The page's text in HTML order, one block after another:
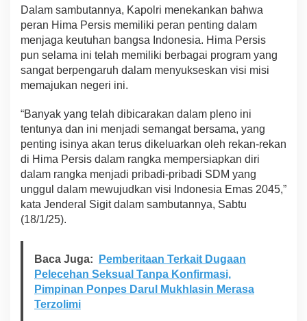
:
M
a
r
J
K
e
b
a
g
a
n
t
u
k
Dalam sambutannya, Kapolri menekankan bahwa
peran Hima Persis memiliki peran penting dalam
menjaga keutuhan bangsa Indonesia. Hima Persis
pun selama ini telah memiliki berbagai program yang
sangat berpengaruh dalam menyukseskan visi misi
memajukan negeri ini.
“Banyak yang telah dibicarakan dalam pleno ini
tentunya dan ini menjadi semangat bersama, yang
penting isinya akan terus dikeluarkan oleh rekan-rekan
di Hima Persis dalam rangka mempersiapkan diri
dalam rangka menjadi pribadi-pribadi SDM yang
unggul dalam mewujudkan visi Indonesia Emas 2045,”
kata Jenderal Sigit dalam sambutannya, Sabtu
(18/1/25).
Baca Juga:
Pemberitaan Terkait Dugaan
Pelecehan Seksual Tanpa Konfirmasi,
Pimpinan Ponpes Darul Mukhlasin Merasa
Terzolimi